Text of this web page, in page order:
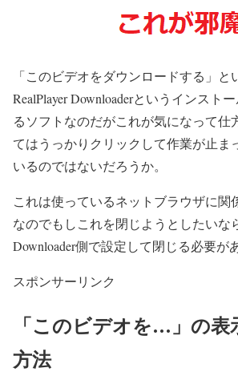
「このビデオをダウンロードする」
RealPlayer Downloaderというインスト
るソフトなのだがこれが気になって仕
てはうっかりクリックして作業が止ま
いるのではないだろうか。
これは使っているネットブラウザに関
なのでもしこれを閉じようとしたいな
Downloader側で設定して閉じる必要が
スポンサーリンク
「このビデオを…」の表
方法